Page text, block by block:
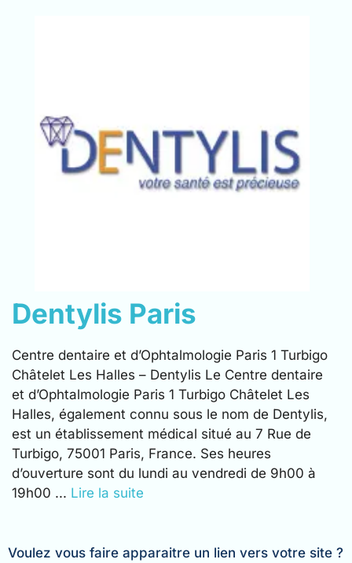
Dentylis Paris
Centre dentaire et d’Ophtalmologie Paris 1 Turbigo
Châtelet Les Halles – Dentylis Le Centre dentaire
et d’Ophtalmologie Paris 1 Turbigo Châtelet Les
Halles, également connu sous le nom de Dentylis,
est un établissement médical situé au 7 Rue de
Turbigo, 75001 Paris, France. Ses heures
d’ouverture sont du lundi au vendredi de 9h00 à
19h00 ... Lire la suite
Voulez vous faire apparaitre un lien vers votre site ?